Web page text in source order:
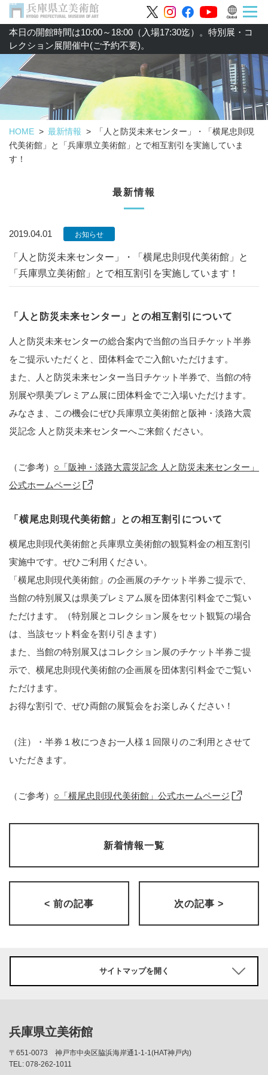
本日の開館時間は10:00～18:00（入場17:30迄）。特別展・コ
レクション展開催中(ご予約不要)。
HOME 最新情報
「人と防災未来センター」・「横尾忠則現
代美術館」と「兵庫県立美術館」とで相互割引を実施していま
す！
最新情報
2019.04.01 お知らせ
「人と防災未来センター」・「横尾忠則現代美術館」と
「兵庫県立美術館」とで相互割引を実施しています！
「人と防災未来センター」との相互割引について
人と防災未来センターの総合案内で当館の当日チケット半券
をご提示いただくと、団体料金でご入館いただけます。
また、人と防災未来センター当日チケット半券で、当館の特
別展や県美プレミアム展に団体料金でご入場いただけます。
みなさま、この機会にぜひ兵庫県立美術館と阪神・淡路大震
災記念 人と防災未来センターへご来館ください。
（ご参考） ○「阪神・淡路大震災記念 人と防災未来センター」
公式ホームページ
「横尾忠則現代美術館」との相互割引について
横尾忠則現代美術館と兵庫県立美術館の観覧料金の相互割引
実施中です。ぜひご利用ください。
「横尾忠則現代美術館」の企画展のチケット半券ご提示で、
当館の特別展又は県美プレミアム展を団体割引料金でご覧い
ただけます。（特別展とコレクション展をセット観覧の場合
は、当該セット料金を割り引きます）
また、当館の特別展又はコレクション展のチケット半券ご提
示で、横尾忠則現代美術館の企画展を団体割引料金でご覧い
ただけます。
お得な割引で、ぜひ両館の展覧会をお楽しみください！
（注）・半券１枚につきお一人様１回限りのご利用とさせて
いただきます。
（ご参考） ○「横尾忠則現代美術館」公式ホームページ
新着情報一覧
< 前の記事 次の記事 >
サイトマップを開く
兵庫県立美術館
〒651-0073 神戸市中央区脇浜海岸通1-1-1(HAT神戸内)
TEL: 078-262-1011